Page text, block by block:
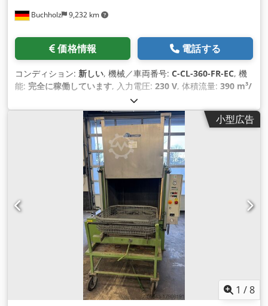
Buchholz 9,232 km
価格情報 電話する
コンディション: 新しい, 機械／車両番号: C-CL-360-FR-EC, 機
能: 完全に稼働しています, 入力電圧: 230 V, 体積流量: 390 m³/
58 デシベル (dB)
mm, 全幅:550 mm, 保証期間:12 ヶ月, 装備:銘板あり, ISICク
リーナー メカニカルエアフィルター装置 タイプ：360FR バー
ジョン: モバイル コントロール:なし ECを備えた横型モバイル
機械式空気清浄機 気体と固体を分離するための遠心ファン。
技術的な説明: 風量: - 390 m3/h (フリーブロー) - 360 m3/h (有
効) (検出素子のないフィルター構成による) 空気入口: プレセパ
レーターとしてバッフルプレート付き フィルター装置: ・ポリ
エステルフリース製フィルターカートリッジ（防塵クラスM）
・プレフィルターマットG4 - HEPAフィルターH13 ・活性炭カ
セット3kg詰め替え可能 一貫した吸引性能を実現するために、
ボールバルブを介して圧縮空気を使用してフィルターカートリ
ッジを定期的に清掃できます。 カラー：RAL 7035 ライトグレ
ー（オプション：特別色） Dedpfjvrw T Hjx Aqgjck 電圧: 230V
周波数: 50Hz 保護等級：IP54 ファン技術：省エネEC技術 空気
出力: 調整可能 騒音レベル：58db（A）） 寸法：長さ900mm /
幅550mm / 高さ1190mm
小型広告
1 /8